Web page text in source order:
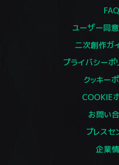
FAQ
ユーザー同意
二次創作ガ
プライバシーポ
クッキー
COOKIE
お問い
プレスセ
企業